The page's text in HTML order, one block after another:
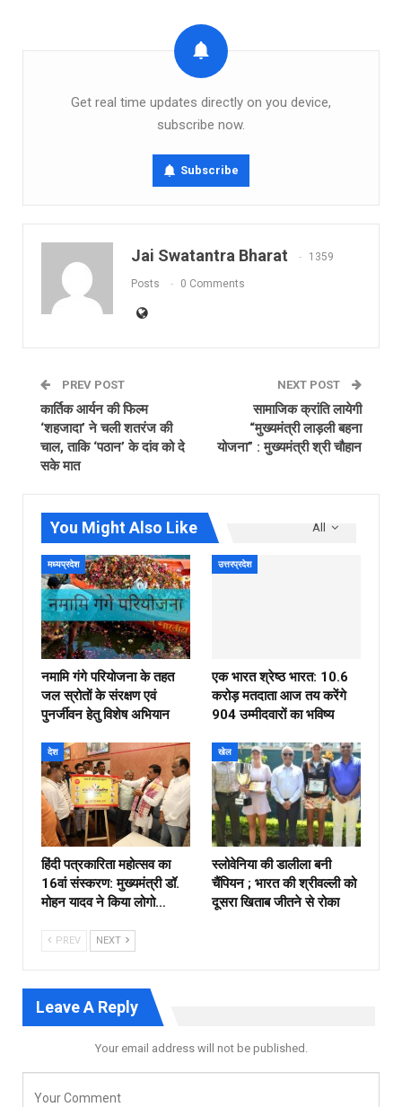
Get real time updates directly on you device,
subscribe now.
Subscribe
Jai Swatantra Bharat 1359
Posts 0 Comments
PREV POST
कार्तिक आर्यन की फिल्म
‘शहजादा’ ने चली शतरंज की
चाल, ताकि ‘पठान’ के दांव को दे
सके मात
NEXT POST
सामाजिक क्रांति लायेगी
“मुख्यमंत्री लाड़ली बहना
योजना” : मुख्यमंत्री श्री चौहान
All
You Might Also Like
मध्यप्रदेश
नमामि गंगे परियोजना के तहत
जल स्रोतों के संरक्षण एवं
पुनर्जीवन हेतु विशेष अभियान
उत्तरप्रदेश
एक भारत श्रेष्ठ भारत: 10.6
करोड़ मतदाता आज तय करेंगे
904 उम्मीदवारों का भविष्य
देश
हिंदी पत्रकारिता महोत्सव का
16वां संस्करण: मुख्यमंत्री डॉ.
मोहन यादव ने किया लोगो…
खेल
स्लोवेनिया की डालीला बनी
चैंपियन ; भारत की श्रीवल्ली को
दूसरा खिताब जीतने से रोका
PREV NEXT
Leave A Reply
Your email address will not be published.